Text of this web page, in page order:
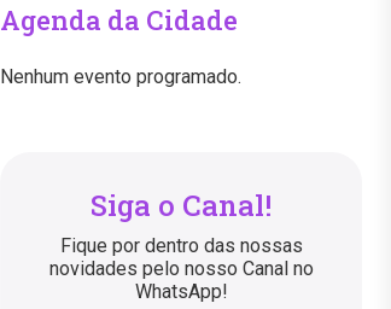
Agenda da Cidade
Nenhum evento programado.
Siga o Canal!
Fique por dentro das nossas
novidades pelo nosso Canal no
WhatsApp!